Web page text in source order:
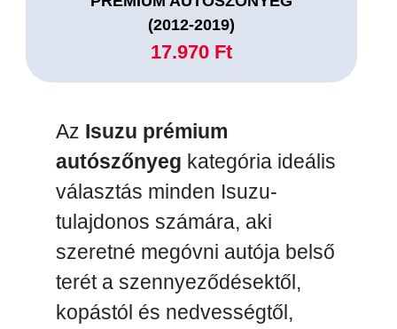
(2012-2019)
17.970 Ft
Az Isuzu prémium
autószőnyeg kategória ideális
választás minden Isuzu-
tulajdonos számára, aki
szeretné megóvni autója belső
terét a szennyeződésektől,
kopástól és nedvességtől,